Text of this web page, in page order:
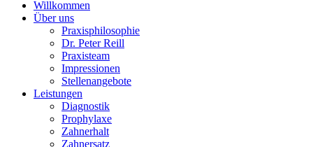
Willkommen
Über uns
Praxisphilosophie
Dr. Peter Reill
Praxisteam
Impressionen
Stellenangebote
Leistungen
Diagnostik
Prophylaxe
Zahnerhalt
Zahnersatz